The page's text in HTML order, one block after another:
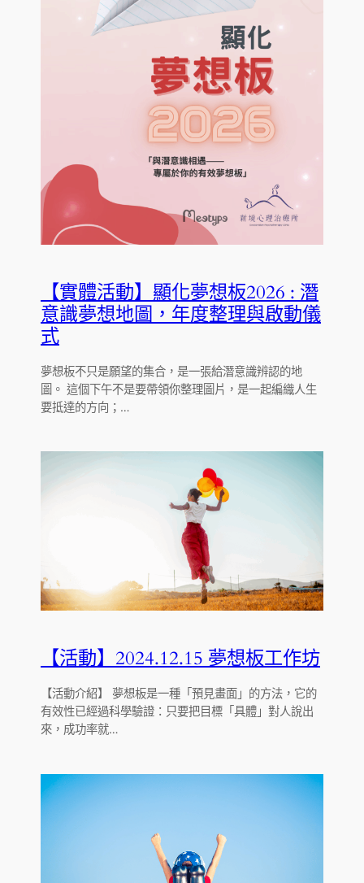
【實體活動】顯化夢想板2026 : 潛
意識夢想地圖，年度整理與啟動儀
式
夢想板不只是願望的集合，是一張給潛意識辨認的地
圖。 這個下午不是要帶領你整理圖片，是一起編織人生
要抵達的方向；…
【活動】2024.12.15 夢想板工作坊
【活動介紹】 夢想板是一種「預見畫面」的方法，它的
有效性已經過科學驗證：只要把目標「具體」對人說出
來，成功率就…